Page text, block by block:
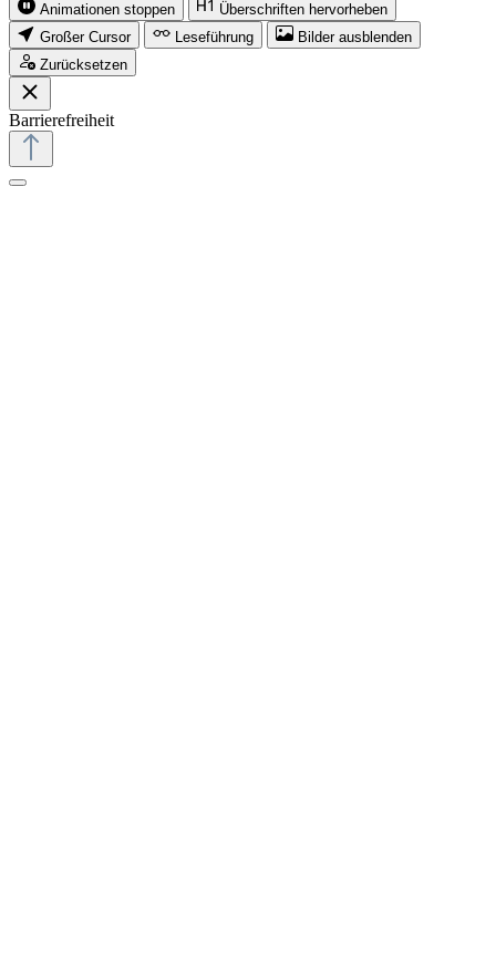
Animationen stoppen
Überschriften hervorheben
Großer Cursor
Leseführung
Bilder ausblenden
Zurücksetzen
Barrierefreiheit